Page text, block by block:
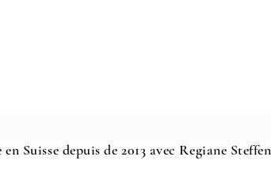
Suisse depuis de 2013 avec Regiane